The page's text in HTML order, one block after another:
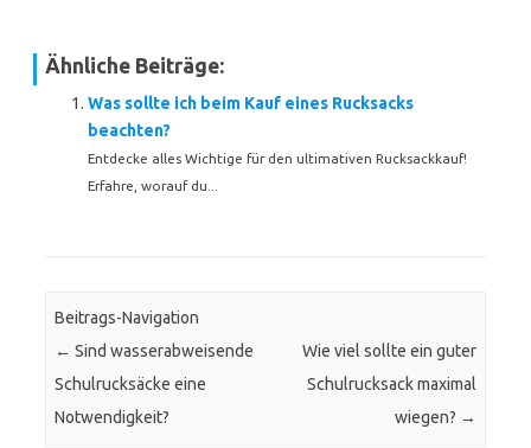
Ähnliche Beiträge:
Was sollte ich beim Kauf eines Rucksacks
beachten?
Entdecke alles Wichtige für den ultimativen Rucksackkauf!
Erfahre, worauf du...
Beitrags-Navigation
← Sind wasserabweisende
Schulrucksäcke eine
Notwendigkeit?
Wie viel sollte ein guter
Schulrucksack maximal
wiegen? →